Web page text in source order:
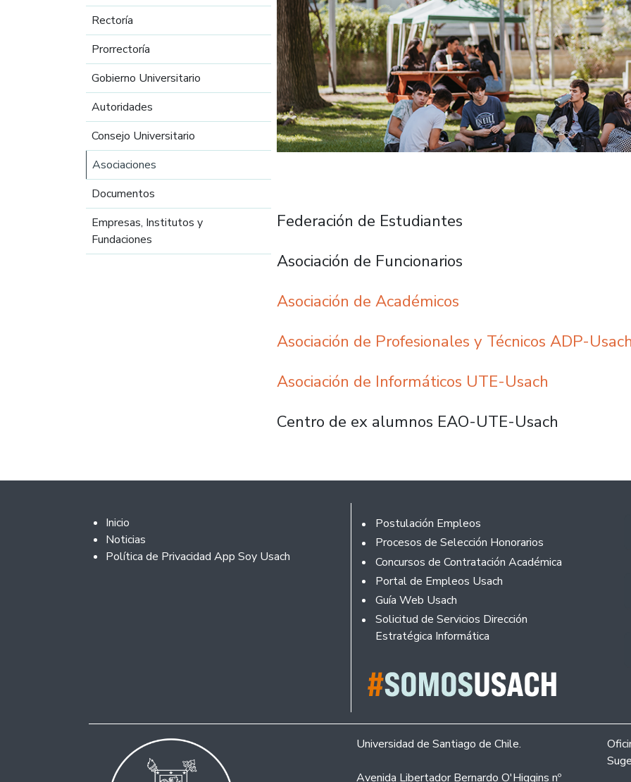
Rectoría
Prorrectoría
Gobierno Universitario
Autoridades
Consejo Universitario
Asociaciones
Documentos
Empresas, Institutos y
Fundaciones
Federación de Estudiantes
Asociación de Funcionarios
Asociación de Académicos
Asociación de Profesionales y Técnicos ADP-
Asociación de Informáticos UTE-Usach
Centro de ex alumnos EAO-UTE-Usach
Footer 2
Inicio
Noticias
Política de Privacidad App Soy Usach
Footer
Postulación Empleos
Procesos de Selección Honorarios
Concursos de Contratación Académica
Portal de Empleos Usach
Guía Web Usach
Solicitud de Servicios Dirección
Estratégica Informática
Universidad de Santiago de Chile.
Avenida Libertador Bernardo O'Higgins nº